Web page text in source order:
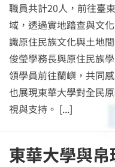
職員共計20人，前往臺
域，透過實地踏查與文
識原住民族文化與土地
俊瑩學務長與原住民族
領學員前往蘭嶼，共同
也展現東華大學對全民
視與支持。 [...]
東華大學與